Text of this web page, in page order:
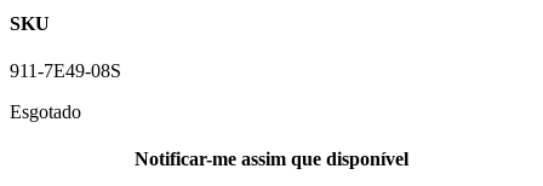
SKU
911-7E49-08S
Esgotado
Notificar-me assim que disponível